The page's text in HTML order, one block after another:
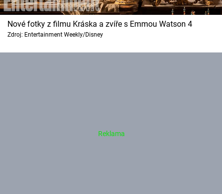
Nové fotky z filmu Kráska a zvíře s Emmou Watson 4
Zdroj: Entertainment Weekly/Disney